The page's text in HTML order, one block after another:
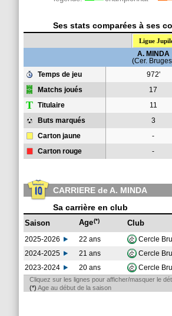
Ses stats comparées à ses
Ligue
A. MINDA
(Cer.
Temps de jeu
972'
Matchs joués 17
T Titulaire 11
Buts marqués 3
Carton jaune -
Carton rouge -
CARRIERE de A. MINDA
Sa carrière en club
Saison Age(*) Club
2025-2026 22 ans Cercle
2024-2025
21 ans Cercle
2023-2024
20 ans Cercle
Cliquez sur les lignes pour afficher/masquer le
(*) Age au début de la saison